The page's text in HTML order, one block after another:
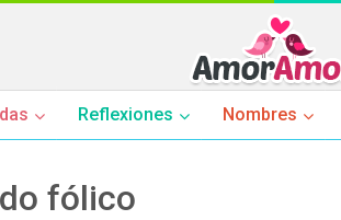
Reflexiones Nombres
fólico